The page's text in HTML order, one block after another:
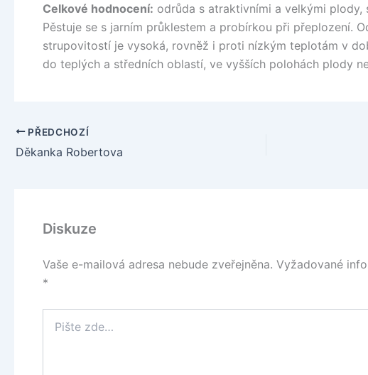
Celkové hodnocení: odrůda s atraktivními a velkými plody,
Pěstuje se s jarním průklestem a probírkou při přeplození.
strupovitostí je vysoká, rovněž i proti nízkým teplotám v
do teplých a středních oblastí, ve vyšších polohách plody
PŘEDCHOZÍ
Děkanka Robertova
Diskuze
Vaše e-mailová adresa nebude zveřejněna. Vyžadované
*
zde…